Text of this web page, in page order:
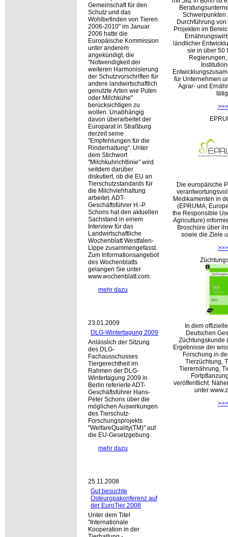
Gemeinschaft für den
Schutz und das
Wohlbefinden von Tieren
2006-2010 im Januar
2006 hatte die
Europäische Kommission
unter anderem
angekündigt, die
Notwendigkeit der
weiteren Harmonisierung
der Schutzvorschriften für
andere landwirtschaftlich
genutzte Arten wie Puten
oder Milchkühe
berücksichtigen zu
wollen. Unabhängig
davon überarbeitet der
Europarat in Straßburg
derzeit seine
Empfehlungen für die
Rinderhaltung
. Unter
dem Stichwort
Milchkuhrichtlinie wird
seitdem darüber
diskutiert, ob die EU an
Tierschutzstandards für
die Milchviehhaltung
arbeitet. ADT-
Geschäftsführer H.-P.
Schons hat den aktuellen
Sachstand in einem
Interview für das
Landwirtschaftliche
Wochenblatt Westfalen-
Lippe zusammengefasst.
Zum Informationsangebot
des Wochenblatts
gelangen Sie unter
www.wochenblatt.com.
mehr dazu
23.01.2009
DLG-Wintertagung 2009
Anlässlich der Sitzung
des DLG-
Fachausschusses
Tiergerechtheit im
Rahmen der DLG-
Wintertagung 2009 in
Berlin referierte ADT-
Geschäftsführer Hans-
Peter Schons über die
möglichen Auswirkungen
des Tierschutz-
Forschungsprojekts
WelfareQuality(TM) auf
die EU-Gesetzgebung.
mehr dazu
25.11.2008
Gut besuchte
Osteuropakonferenz auf
der EuroTier 2008
Unter dem Titel
Internationale
Kooperation in der
Schwerpunkten
Durchführung
Projekten im
ländlicher
sie in über 50
für Unternehmen
Agrar- und
>>>
Die europäische
Medikamenten in
(EPRUMA;
the Responsible
Agriculture)
Broschüre über
sowie die Ziele
>>>
In dem
Deutschen
Züchtungskunde
Ergebnisse der
Forschung in
Tierzüchtung,
Tierernährung,
veröffentlicht.
unter
>>>